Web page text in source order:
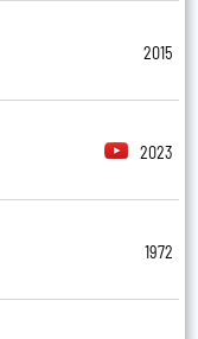
2015
2023
1972